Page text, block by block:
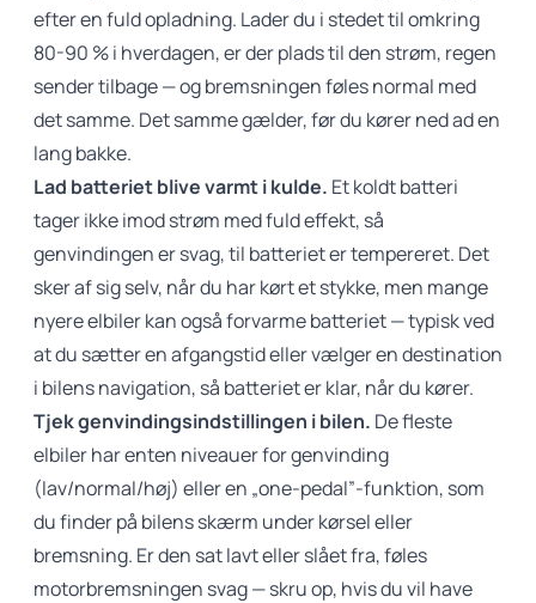
efter en fuld opladning. Lader du i stedet til omkring
80-90 % i hverdagen, er der plads til den strøm, regen
sender tilbage — og bremsningen føles normal med
det samme. Det samme gælder, før du kører ned ad en
lang bakke.
Lad batteriet blive varmt i kulde. Et koldt batteri
tager ikke imod strøm med fuld effekt, så
genvindingen er svag, til batteriet er tempereret. Det
sker af sig selv, når du har kørt et stykke, men mange
nyere elbiler kan også forvarme batteriet — typisk ved
at du sætter en afgangstid eller vælger en destination
i bilens navigation, så batteriet er klar, når du kører.
Tjek genvindingsindstillingen i bilen. De fleste
elbiler har enten niveauer for genvinding
(lav/normal/høj) eller en „one-pedal”-funktion, som
du finder på bilens skærm under kørsel eller
bremsning. Er den sat lavt eller slået fra, føles
motorbremsningen svag — skru op, hvis du vil have